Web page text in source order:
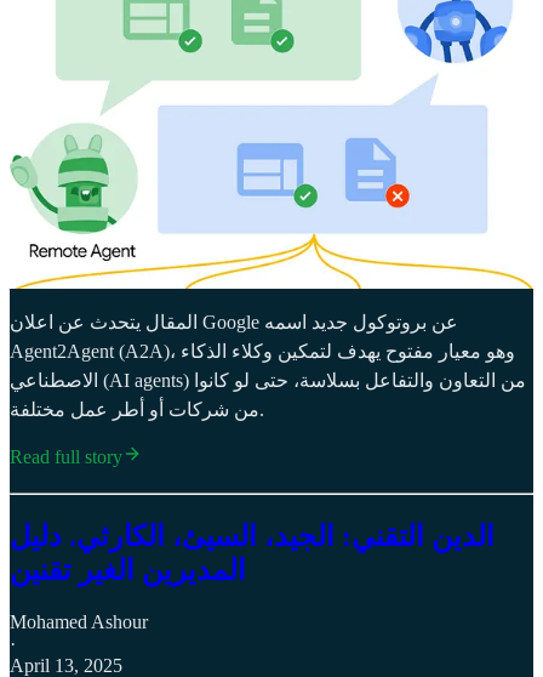
المقال يتحدث عن اعلان Google عن بروتوكول جديد اسمه
Agent2Agent (A2A)، وهو معيار مفتوح يهدف لتمكين وكلاء الذكاء
الاصطناعي (AI agents) من التعاون والتفاعل بسلاسة، حتى لو كانوا
من شركات أو أطر عمل مختلفة.
Read full story
الدين التقني: الجيد، السيئ، الكارثي. دليل
المديرين الغير تقنين
Mohamed Ashour
·
April 13, 2025